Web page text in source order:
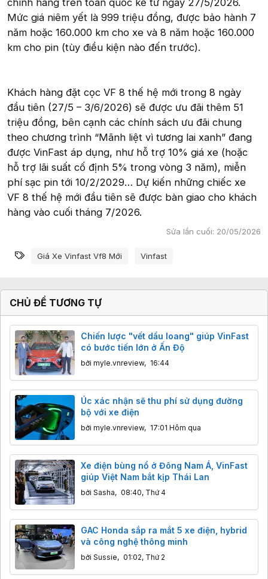
chính hãng trên toàn quốc kể từ ngày 27/5/2026.
Mức giá niêm yết là 999 triệu đồng, được bảo hành 7
năm hoặc 160.000 km cho xe và 8 năm hoặc 160.000
km cho pin (tùy điều kiện nào đến trước).
Khách hàng đặt cọc VF 8 thế hệ mới trong 8 ngày
đầu tiên (27/5 – 3/6/2026) sẽ được ưu đãi thêm 51
triệu đồng, bên cạnh các chính sách ưu đãi chung
theo chương trình “Mãnh liệt vì tương lai xanh” đang
được VinFast áp dụng, như hỗ trợ 10% giá xe (hoặc
hỗ trợ lãi suất cố định 5% trong vòng 3 năm), miễn
phí sạc pin tới 10/2/2029… Dự kiến những chiếc xe
VF 8 thế hệ mới đầu tiên sẽ được bàn giao cho khách
hàng vào cuối tháng 7/2026.
Sửa lần cuối: 20/05/2026
Từ khóa
Giá Xe Vinfast Vf8 Mới Vinfast
CHỦ ĐỀ TƯƠNG TỰ
Chiến lược "vết dầu loang" giúp VinFast
có bước tiến lớn ở Ấn Độ
bởi myle.vnreview, 16:44
Úc xác nhận sẽ thu phí sử dụng đường
bộ với xe điện
bởi myle.vnreview, 17:01 Hôm qua
Xe điện bùng nổ ở Đông Nam Á, VinFast
giúp Việt Nam bắt kịp Thái Lan
bởi Sasha, 08:40, Thứ 4
GAC Honda sắp ra mắt 5 xe điện, hybrid
và công nghệ thông minh
bởi Sussie, 01:02, Thứ 2